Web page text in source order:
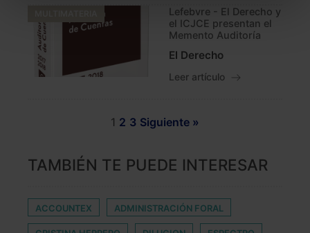
todas las cookies excepto aquellas imprescindibles.
También puedes
las cookies y
seleccionar solo aquellas que quieras permitir en tu
navegador. Si no seleccionas ninguna utilizaremos
las que sean indispensables para la navegación.
Lefebvre - El Derecho y
el ICJCE presentan el
Memento Auditoría
El Derecho
Leer artículo
1 2 3 Siguiente »
TAMBIÉN TE PUEDE INTERESAR
ACCOUNTEX ADMINISTRACIÓN FORAL